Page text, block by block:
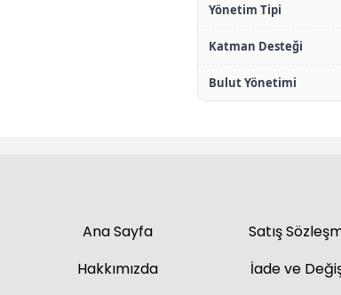
Yönetim Tipi
Katman Desteği
Bulut Yönetimi
Ana Sayfa
Hakkımızda
Satış
İade ve